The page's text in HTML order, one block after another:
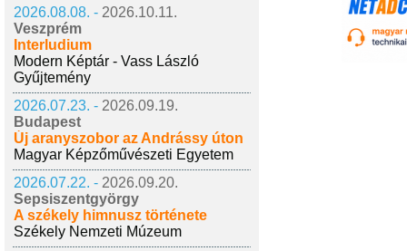
2026.08.08. - 2026.10.11.
Veszprém
Interludium
Modern Képtár - Vass László
Gyűjtemény
2026.07.23. - 2026.09.19.
Budapest
Új aranyszobor az Andrássy úton
Magyar Képzőművészeti Egyetem
2026.07.22. - 2026.09.20.
Sepsiszentgyörgy
A székely himnusz története
Székely Nemzeti Múzeum